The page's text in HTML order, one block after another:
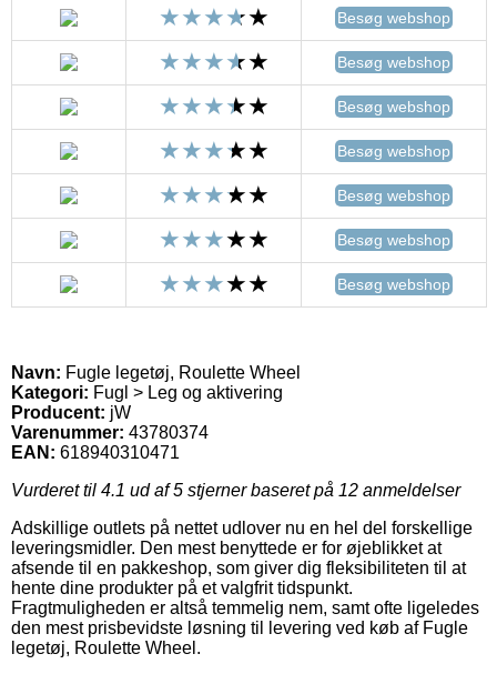
Besøg webshop
Besøg webshop
Besøg webshop
Besøg webshop
Besøg webshop
Besøg webshop
Besøg webshop
Navn: Fugle legetøj, Roulette Wheel
Kategori: Fugl > Leg og aktivering
Producent: jW
Varenummer: 43780374
EAN: 618940310471
Vurderet til 4.1 ud af 5 stjerner baseret på 12 anmeldelser
Adskillige outlets på nettet udlover nu en hel del forskellige
leveringsmidler. Den mest benyttede er for øjeblikket at
afsende til en pakkeshop, som giver dig fleksibiliteten til at
hente dine produkter på et valgfrit tidspunkt.
Fragtmuligheden er altså temmelig nem, samt ofte ligeledes
den mest prisbevidste løsning til levering ved køb af Fugle
legetøj, Roulette Wheel.